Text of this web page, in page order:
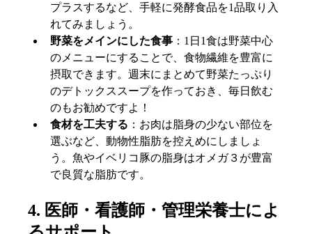
プラスするなど、手軽に発酵食品を1品取り入
れてみましょう。
野菜をメインにした食事 ：1日1食は野菜中心
のメニューにすることで、食物繊維を豊富に
摂取できます。週末にまとめて野菜たっぷり
のデトックススープを作っておき、毎日飲む
のもお勧めですよ！
食材を工夫する ：お肉は脂身の少ない部位を
選ぶなど、動物性脂肪を控えめにしましょ
う。魚やイベリコ豚の脂身はオメガ３が豊富
で良質な脂肪です。
4. 医師・看護師・管理栄養士によ